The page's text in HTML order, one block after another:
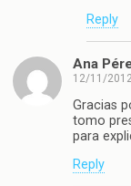
Reply
Ana
12/11/2012
Gracias
tomo
para
Reply